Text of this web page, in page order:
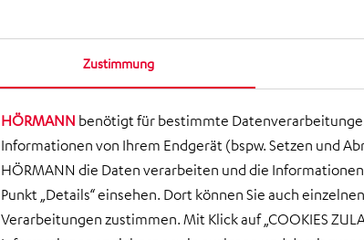
Zustimmung
HÖRMANN benötigt für bestimmte
Informationen von Ihrem Endgerät (bspw. Setzen und
HÖRMANN die Daten verarbeiten und die
Punkt „Details“ einsehen. Dort können Sie auch
Verarbeitungen zustimmen. Mit Klick auf „COOKIES